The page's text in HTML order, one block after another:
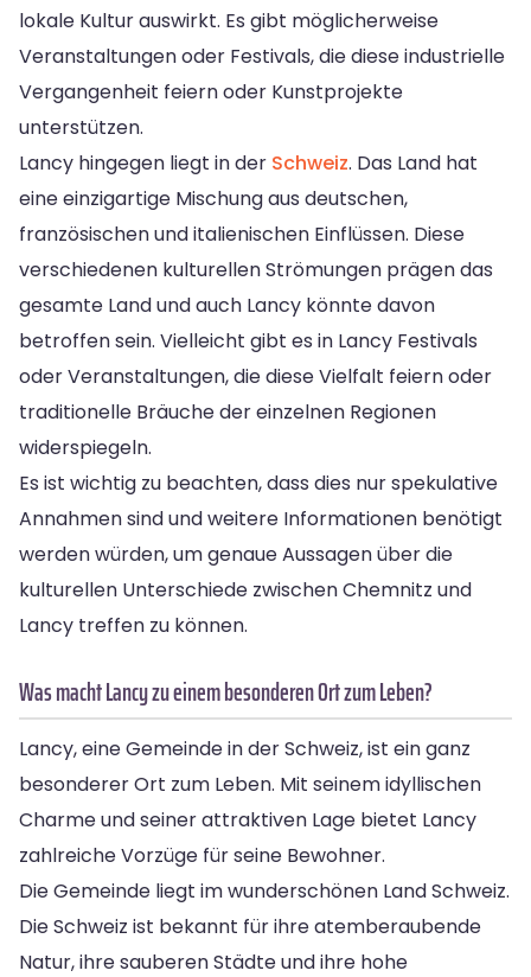
lokale Kultur auswirkt. Es gibt möglicherweise
Veranstaltungen oder Festivals, die diese industrielle
Vergangenheit feiern oder Kunstprojekte
unterstützen.
Lancy hingegen liegt in der Schweiz. Das Land hat
eine einzigartige Mischung aus deutschen,
französischen und italienischen Einflüssen. Diese
verschiedenen kulturellen Strömungen prägen das
gesamte Land und auch Lancy könnte davon
betroffen sein. Vielleicht gibt es in Lancy Festivals
oder Veranstaltungen, die diese Vielfalt feiern oder
traditionelle Bräuche der einzelnen Regionen
widerspiegeln.
Es ist wichtig zu beachten, dass dies nur spekulative
Annahmen sind und weitere Informationen benötigt
werden würden, um genaue Aussagen über die
kulturellen Unterschiede zwischen Chemnitz und
Lancy treffen zu können.
Was macht Lancy zu einem besonderen Ort zum Leben?
Lancy, eine Gemeinde in der Schweiz, ist ein ganz
besonderer Ort zum Leben. Mit seinem idyllischen
Charme und seiner attraktiven Lage bietet Lancy
zahlreiche Vorzüge für seine Bewohner.
Die Gemeinde liegt im wunderschönen Land Schweiz.
Die Schweiz ist bekannt für ihre atemberaubende
Natur, ihre sauberen Städte und ihre hohe